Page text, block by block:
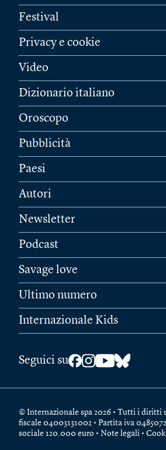
Festival
Privacy e cookie
Video
Dizionario italiano
Oroscopo
Pubblicità
Paesi
Autori
Newsletter
Podcast
Savage love
Ultimo numero
Internazionale Kids
Seguici su
© Internazionale spa 2026 • Tutti i diritti
fiscale 04003131002 • Partita iva
sociale 120.000 euro • Note legali •